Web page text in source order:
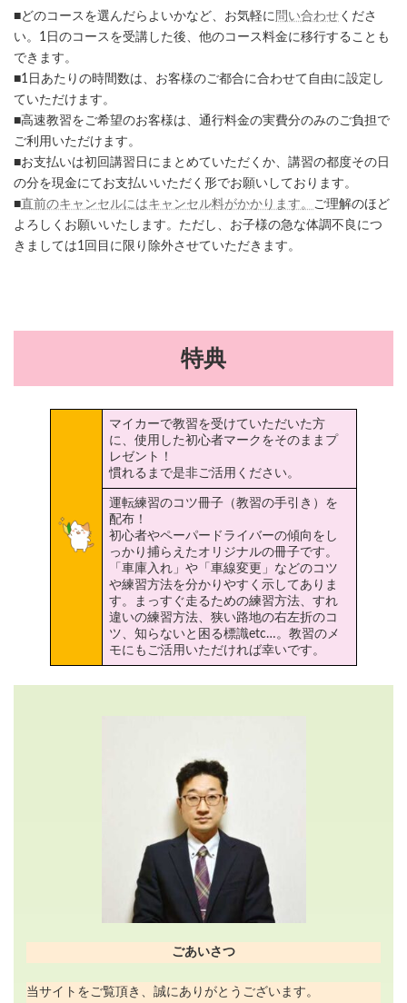
■どのコースを選んだらよいかなど、お気軽に 問い合わせ くださ
い。1日のコースを受講した後、他のコース料金に移行することも
できます。
■1日あたりの時間数は、お客様のご都合に合わせて自由に設定し
ていただけます。
■高速教習をご希望のお客様は、通行料金の実費分のみのご負担で
ご利用いただけます。
■お支払いは初回講習日にまとめていただくか、講習の都度その日
の分を現金にてお支払いいただく形でお願いしております。
■ 直前のキャンセルにはキャンセル料がかかります。 ご理解のほど
よろしくお願いいたします。ただし、お子様の急な体調不良につ
きましては1回目に限り除外させていただきます。
特典
マイカーで教習を受けていただいた方
に、使用した初心者マークをそのままプ
レゼント！
慣れるまで是非ご活用ください。
運転練習のコツ冊子（教習の手引き）を
配布！
初心者やペーパードライバーの傾向をし
っかり捕らえたオリジナルの冊子です。
「車庫入れ」や「車線変更」などのコツ
や練習方法を分かりやすく示してありま
す。まっすぐ走るための練習方法、すれ
違いの練習方法、狭い路地の右左折のコ
ツ、知らないと困る標識etc…。教習のメ
モにもご活用いただければ幸いです。
ごあいさつ
当サイトをご覧頂き、誠にありがとうございます。